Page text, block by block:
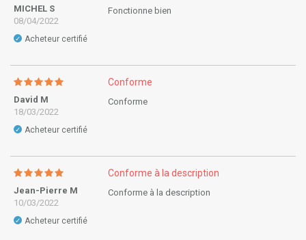
MICHEL S
08/04/2022
✓ Acheteur certifié
Fonctionne bien
David M
18/03/2022
✓ Acheteur certifié
Conforme
Conforme
Jean-Pierre M
10/03/2022
✓ Acheteur certifié
Conforme à la description
Conforme à la description